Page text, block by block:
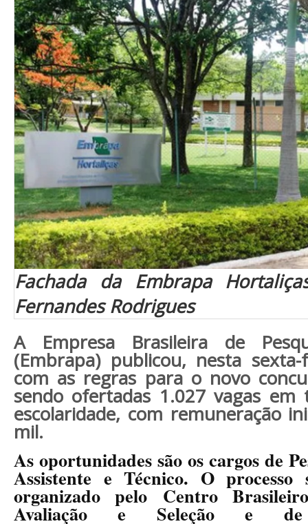
Fachada da Embrapa
Fernandes Rodrigues
A Empresa Brasileira de
(Embrapa) publicou, nesta
com as regras para o novo
sendo ofertadas 1.027 vagas em
escolaridade, com remuneração
mil.
As oportunidades são os cargos de
Assistente e Técnico. O processo
organizado pelo Centro
Avaliação e Seleção e